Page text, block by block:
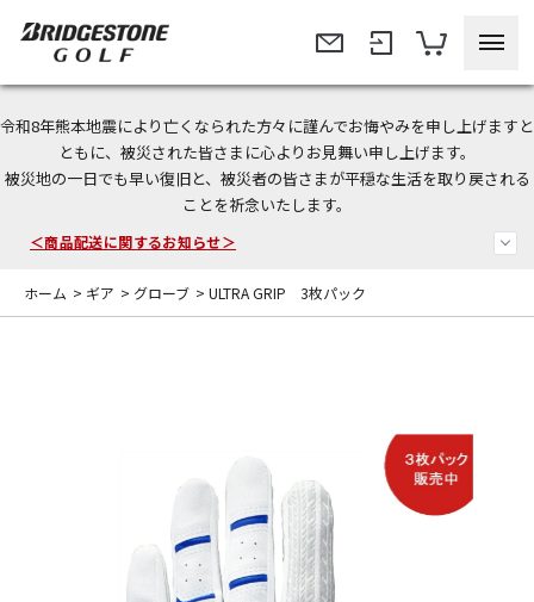
令和8年熊本地震により亡くなられた方々に謹んでお悔やみを申し上げますと
ともに、被災された皆さまに心よりお見舞い申し上げます。
被災地の一日でも早い復旧と、被災者の皆さまが平穏な生活を取り戻される
ことを祈念いたします。
今なら新規会員登録で1,000円OFFクーポンプレゼント！
＜商品配送に関するお知らせ＞
ホーム > ギア > グローブ > ULTRA GRIP 3枚パック